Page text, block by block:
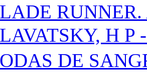
H P
DE